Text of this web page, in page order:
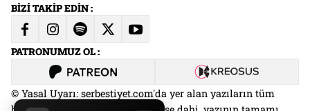
BİZİ TAKİP EDİN :
PATRONUMUZ OL :
© Yasal Uyarı: serbestiyet.com'da yer alan yazıların tüm